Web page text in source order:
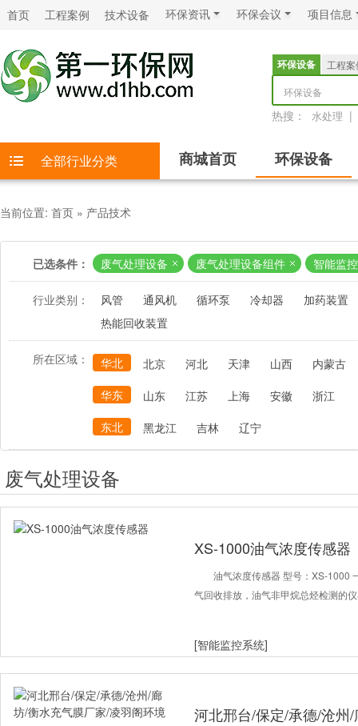
首页 工程案例 技术设备 环保资讯 环保会议 项目信息
环保设备
工程案
环保设备
热搜： 水处理 |
全部行业分类 商城首页 环保设备
当前位置: 首页 » 产品技术
已选条件： 废气处理设备 废气处理设备组件 智能监
行业类别： 风管 通风机 循环泵 冷却器
加药装置
热能回收装置
所在区域： 华北 北京 河北 天津 山西
内蒙古
华东
山东 江苏 上海 安徽
浙江
东北
黑龙江 吉林 辽宁
废气处理设备
XS-1000油气浓度传感器
油气浓度传感器 型号：XS-1000
气回收排放，油气非甲烷总烃检测的
[智能监控系统]
河北邢台/保定/承德/沧州